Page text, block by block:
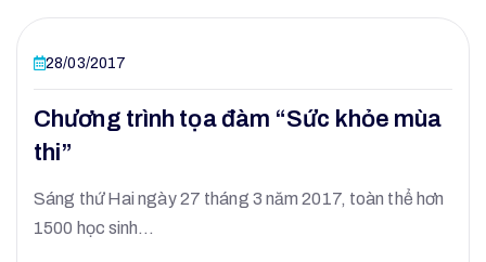
28/03/2017
Chương trình tọa đàm “Sức khỏe mùa
thi”
Sáng thứ Hai ngày 27 tháng 3 năm 2017, toàn thể hơn
1500 học sinh…